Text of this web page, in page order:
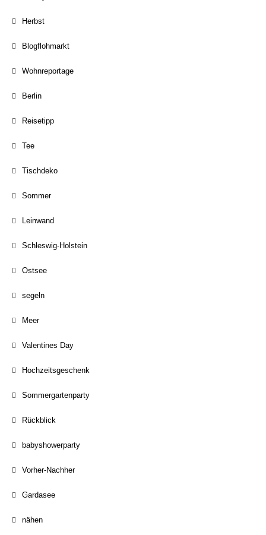
Herbst
Blogflohmarkt
Wohnreportage
Berlin
Reisetipp
Tee
Tischdeko
Sommer
Leinwand
Schleswig-Holstein
Ostsee
segeln
Meer
Valentines Day
Hochzeitsgeschenk
Sommergartenparty
Rückblick
babyshowerparty
Vorher-Nachher
Gardasee
nähen